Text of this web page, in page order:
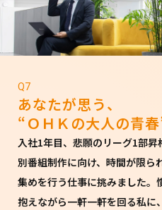
Q7
あなたが思う、
“ＯＨＫの大人の青春
入社1年目、悲願のリーグ1部
別番組制作に向け、時間が限ら
集めを行う仕事に挑みました。
抱えながら一軒一軒を回る私に